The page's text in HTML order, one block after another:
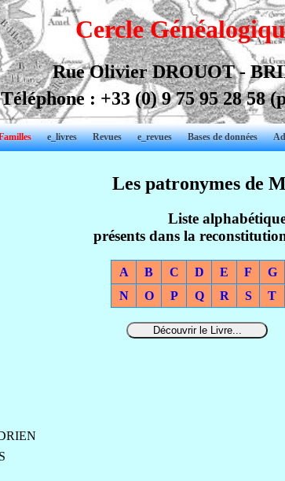
Cercle
Rue Olivier DROUOT -
Téléphone : +33 (0) 9 75 95 28 58
e_livres Revues e_revues Bases de données
Les patronymes de
Liste
présents dans la
A B C D E F G
N
O P Q R S T
Découvrir le Livre...